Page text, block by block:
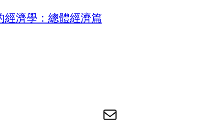
經濟學：總體經濟篇
电子邮件